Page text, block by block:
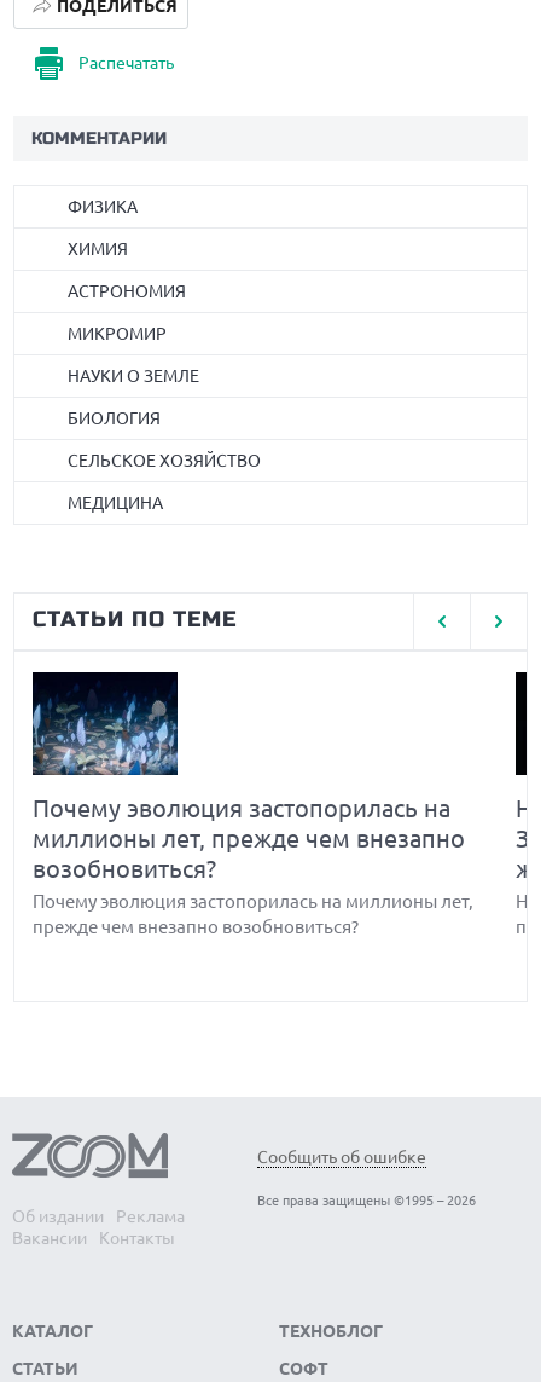
Распечатать
ПОДЕЛИТЬСЯ
КОММЕНТАРИИ
ФИЗИКА
ХИМИЯ
АСТРОНОМИЯ
МИКРОМИР
НАУКИ О ЗЕМЛЕ
БИОЛОГИЯ
СЕЛЬСКОЕ ХОЗЯЙСТВО
МЕДИЦИНА
СТАТЬИ ПО ТЕМЕ
Почему эволюция застопорилась на
миллионы лет, прежде чем внезапно
возобновиться?
Почему эволюция застопорилась на миллионы лет,
прежде чем внезапно возобновиться?
Обнаружены биологические часы-
хронометр организма — когда они
выходят из строя, развитие человека
останавливается
человека останавливается
Об издании
Реклама
Вакансии
Контакты
Сообщить об ошибке
Все права защищены ©1995 – 2026
КАТАЛОГ
СТАТЬИ
ТЕХНОБЛОГ
СОФТ